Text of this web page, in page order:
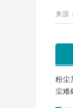
来源
粉尘
尘难